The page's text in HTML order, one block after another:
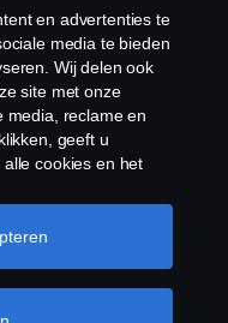
en advertenties te
media te bieden
Wij delen ook
site met onze
media, reclame en
geeft u
cookies en het
en de
Voor een